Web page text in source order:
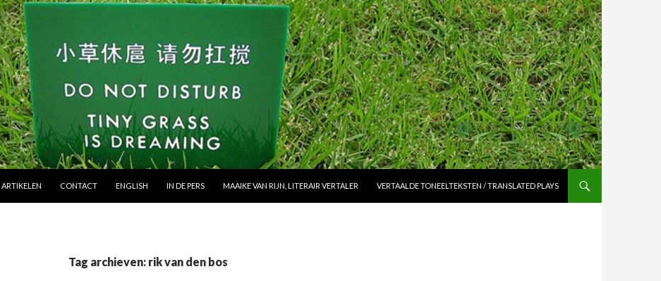
ARTIKELEN
CONTACT ENGLISH IN DE PERS MAAIKE VAN RIJN, LITERAIR VERTALER VERTAALDE TONEELTEKSTEN / TRANSLATED PLAYS
Tag archieven: rik van den bos